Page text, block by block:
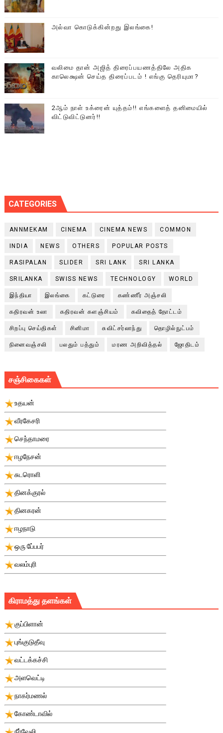
அல்வா கொடுக்கின்றது இலங்கை!
வலிமை தான் அஜித் திரைப்பயணத்திலே அதிக
காலெக்ஷன் செய்த திரைப்படம் ! எங்கு தெரியுமா?
2ஆம் நாள் உக்ரைன் யுத்தம்!! எங்களைத் தனிமையில்
விட்டுவிட்டுனர்!!
CATEGORIES
ANNMEKAM CINEMA CINEMA NEWS COMMON
INDIA NEWS OTHERS POPULAR POSTS
RASIPALAN SLIDER SRI LANK SRI LANKA
SRILANKA SWISS NEWS TECHNOLOGY WORLD
இந்தியா இலங்கை கட்டுரை கண்ணீர் அஞ்சலி
கதிரவன் உலா கதிரவன் களஞ்சியம் கவிதைத் தோட்டம்
சிறப்பு செய்திகள் சினிமா சுவிட்சர்லாந்து தொழில்நுட்பம்
நினைவஞ்சலி பலதும் பத்தும் மரண அறிவித்தல் ஜோதிடம்
சஞ்சிகைகள்
உதயன்
வீரகேசரி
செந்தாமரை
ஈழநேசன்
சுடரொளி
தினக்குரல்
தினகரன்
ஈழநாடு
ஒரு பே்பபர்
வலம்புரி
கிராமத்து தளங்கள்
குப்பிளான்
புங்குடுதீவு
வட்டக்கச்சி
அளவெட்டி
நாகர்மணல்
கோண்டாவில்
நீர்வேலி